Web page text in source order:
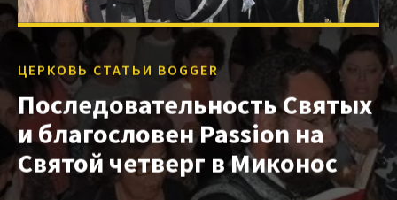
ЦЕРКОВЬ СТАТЬИ BOGGER
Последовательность Святых
и благословен Passion на
Святой четверг в Миконос